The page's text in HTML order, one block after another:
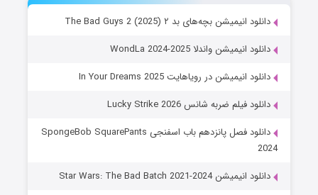
دانلود انیمیشن بچه‌های بد ۲ The Bad Guys 2 (2025)
دانلود انیمیشن واندلا WondLa 2024-2025
دانلود انیمیشن در رویاهایت In Your Dreams 2025
دانلود فیلم ضربه شانس Lucky Strike 2026
دانلود فصل پانزدهم باب اسفنجی SpongeBob SquarePants
2024
دانلود انیمیشن Star Wars: The Bad Batch 2021-2024